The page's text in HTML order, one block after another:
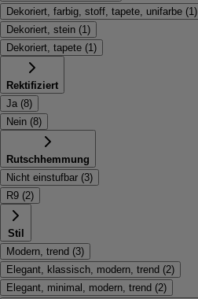
Dekoriert, farbig, stoff, tapete, unifarbe (1)
Dekoriert, stein (1)
Dekoriert, tapete (1)
Rektifiziert
Ja (8)
Nein (8)
Rutschhemmung
Nicht einstufbar (3)
R9 (2)
Stil
Modern, trend (3)
Elegant, klassisch, modern, trend (2)
Elegant, minimal, modern, trend (2)